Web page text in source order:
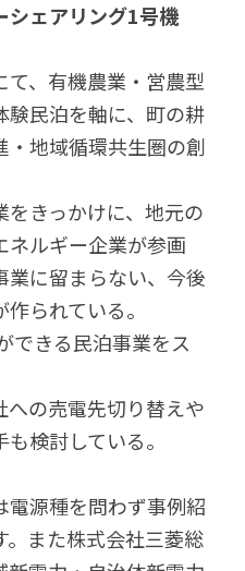
ェアリング1号機
て、有機農業・営農型
験民泊を軸に、町の耕
地域循環共生圏の創
をきっかけに、地元の
ネルギー企業が参画
業に留まらない、今後
られている。
できる民泊事業をス
への売電先切り替えや
検討している。
源種を問わず事例紹
また株式会社三菱総